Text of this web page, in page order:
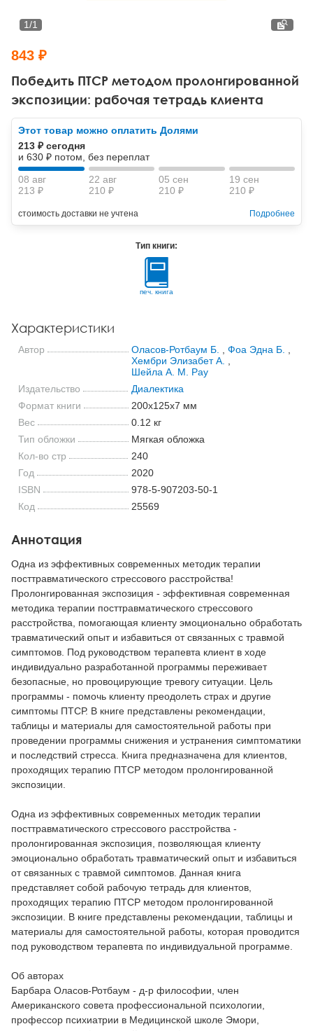
Другие направления психотерапии
Классический, эриксоновский гипноз и НЛП
НЛП
Социальная психология
Классический и юнгианский психоанализ
Победить ПТСР методом пролонгированной
экспозиции: рабочая тетрадь клиента
1/1
843 ₽
Этот товар можно оплатить Долями
213 ₽ сегодня
и 630 ₽ потом, без переплат
08 авг
213 ₽
22 авг
210 ₽
05 сен
210 ₽
19 сен
210 ₽
стоимость доставки не учтена Подробнее
Тип книги:
печ. книга
Характеристики
Автор Оласов-Ротбаум Б. Фоа Эдна Б.
Хембри Элизабет А.
Шейла А. М. Рау
Издательство
Диалектика
Формат книги
200x125x7 мм
Вес
0.12 кг
Тип обложки
Мягкая обложка
Кол-во стр
240
Год
2020
ISBN
978-5-907203-50-1
Код
25569
Аннотация
Одна из эффективных современных методик терапии
посттравматического стрессового расстройства!
Пролонгированная экспозиция - эффективная современная
методика терапии посттравматического стрессового
расстройства, помогающая клиенту эмоционально обработать
травматический опыт и избавиться от связанных с травмой
симптомов. Под руководством терапевта клиент в ходе
индивидуально разработанной программы переживает
безопасные, но провоцирующие тревогу ситуации. Цель
программы - помочь клиенту преодолеть страх и другие
симптомы ПТСР. В книге представлены рекомендации,
таблицы и материалы для самостоятельной работы при
проведении программы снижения и устранения симптоматики
и последствий стресса. Книга предназначена для клиентов,
проходящих терапию ПТСР методом пролонгированной
экспозиции.
Одна из эффективных современных методик терапии
посттравматического стрессового расстройства -
пролонгированная экспозиция, позволяющая клиенту
эмоционально обработать травматический опыт и избавиться
от связанных с травмой симптомов. Данная книга
представляет собой рабочую тетрадь для клиентов,
проходящих терапию ПТСР методом пролонгированной
экспозиции. В книге представлены рекомендации, таблицы и
материалы для самостоятельной работы, которая проводится
под руководством терапевта по индивидуальной программе.
Об авторах
Барбара Оласов-Ротбаум - д-р философии, член
Американского совета профессиональной психологии,
профессор психиатрии в Медицинской школе Эмори,